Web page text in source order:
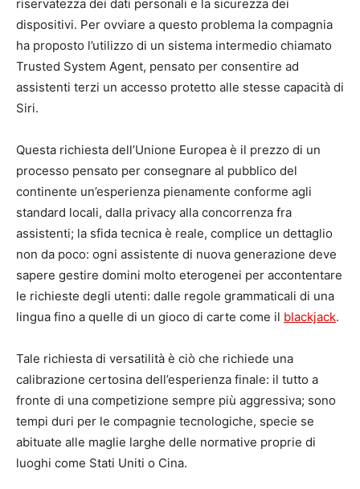
riservatezza dei dati personali e la sicurezza dei
dispositivi. Per ovviare a questo problema la compagnia
ha proposto l’utilizzo di un sistema intermedio chiamato
Trusted System Agent, pensato per consentire ad
assistenti terzi un accesso protetto alle stesse capacità di
Siri.
Questa richiesta dell’Unione Europea è il prezzo di un
processo pensato per consegnare al pubblico del
continente un’esperienza pienamente conforme agli
standard locali, dalla privacy alla concorrenza fra
assistenti; la sfida tecnica è reale, complice un dettaglio
non da poco: ogni assistente di nuova generazione deve
sapere gestire domini molto eterogenei per accontentare
le richieste degli utenti: dalle regole grammaticali di una
lingua fino a quelle di un gioco di carte come il blackjack.
Tale richiesta di versatilità è ciò che richiede una
calibrazione certosina dell’esperienza finale: il tutto a
fronte di una competizione sempre più aggressiva; sono
tempi duri per le compagnie tecnologiche, specie se
abituate alle maglie larghe delle normative proprie di
luoghi come Stati Uniti o Cina.